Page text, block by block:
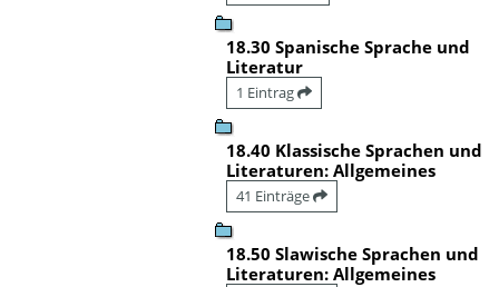
18.30 Spanische Sprache und
Literatur
1 Eintrag
18.40 Klassische Sprachen und
Literaturen: Allgemeines
41 Einträge
18.50 Slawische Sprachen und
Literaturen: Allgemeines